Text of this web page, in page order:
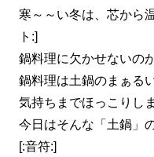
寒～～い冬は、芯から
ト:]
鍋料理に欠かせないの
鍋料理は土鍋のまぁる
気持ちまでほっこりし
今日はそんな「土鍋」
[:音符:]